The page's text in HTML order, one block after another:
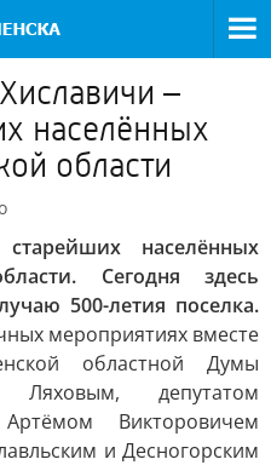
–
населённых
области
населённых
Сегодня здесь
500-летия поселка.
мероприятиях вместе
областной Думы
Ляховым, депутатом
Викторовичем
и Десногорским